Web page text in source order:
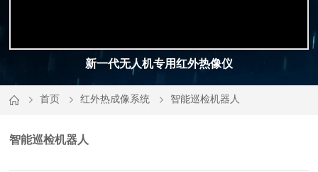
新一代无人机专用红外热像仪
首页 红外热成像系统 智能巡检机器人
智能巡检机器人